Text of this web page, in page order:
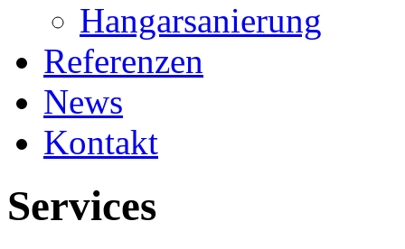
Hangarsanierung
Referenzen
News
Kontakt
Services